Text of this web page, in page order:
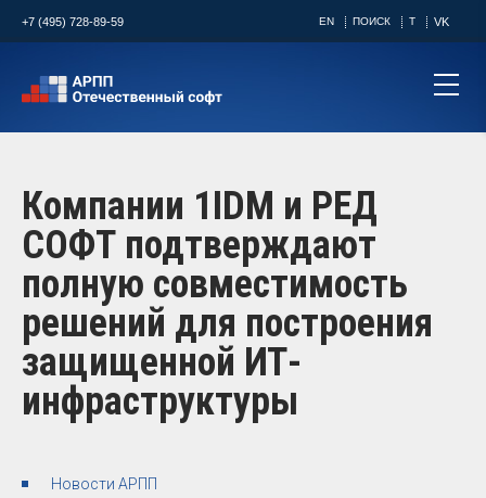
+7 (495) 728-89-59 EN ПОИСК T VK
Компании 1IDM и РЕД
СОФТ подтверждают
полную совместимость
решений для построения
защищенной ИТ-
инфраструктуры
Новости АРПП